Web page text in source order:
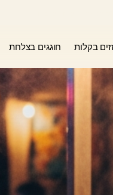
בקלות חוגגים בצלחת